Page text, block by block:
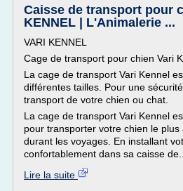
Caisse de transport pour
KENNEL | L'Animalerie ...
VARI KENNEL
Cage de transport pour chien Vari
La cage de transport Vari Kennel
différentes tailles. Pour une
transport de votre chien ou chat.
La cage de transport Vari Kennel
pour transporter votre chien le
durant les voyages. En installant
confortablement dans sa caisse de...
Lire la suite